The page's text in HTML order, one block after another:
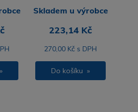
Skladem u výrobce
223,14 Kč
270,00 Kč s DPH
Do košíku »